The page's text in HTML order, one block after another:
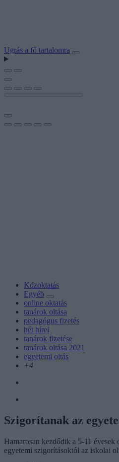
Ugrás a fő tartalomra
Közoktatás
Egyéb
online oktatás
tanárok oltása
pedagógus fizetés
hét hírei
tanárok fizetése
tanárok oltása 2021
egyetemi oltás
+4
Szigorítanak az
Hamarosan kezdődik a 5-11 évesek
egyetemi szigorításoktól az iskolai